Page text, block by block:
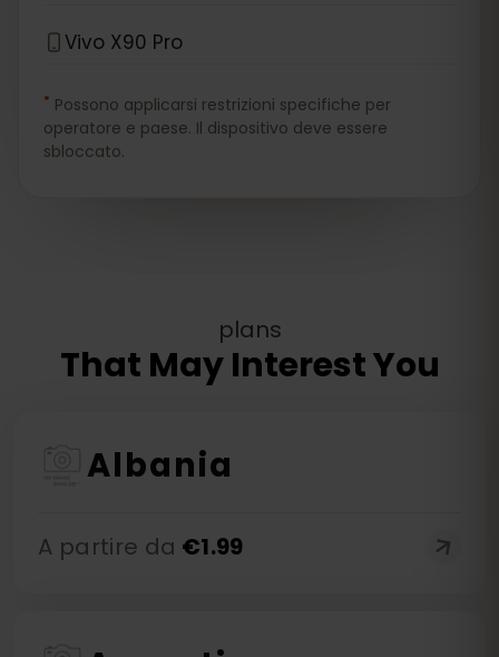
Vivo X90 Pro
* Possono applicarsi restrizioni specifiche per
operatore e paese. Il dispositivo deve essere
sbloccato.
plans
That May Interest You
Albania
A partire da €1.99